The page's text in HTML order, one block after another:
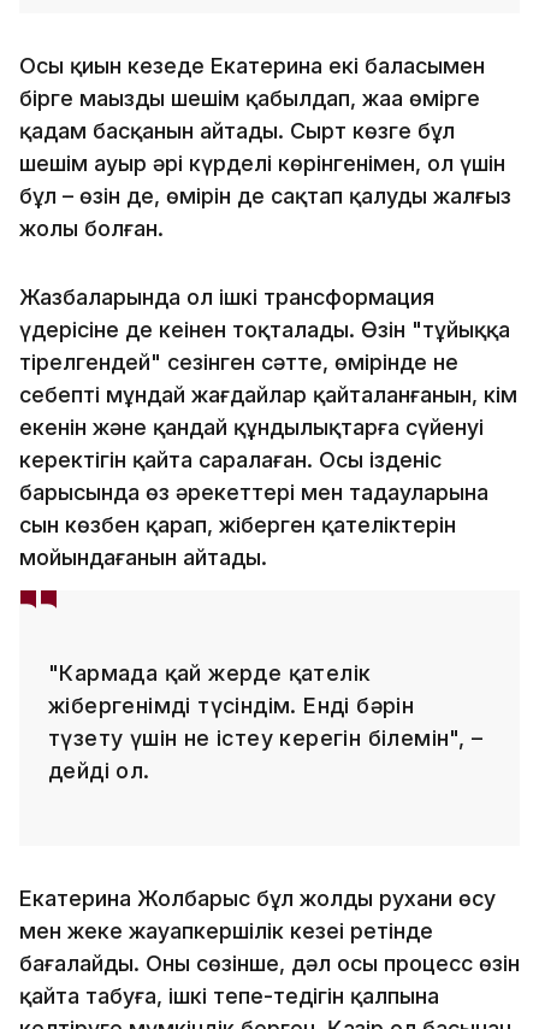
Осы қиын кезеңде Екатерина екі баласымен
бірге маңызды шешім қабылдап, жаңа өмірге
қадам басқанын айтады. Сырт көзге бұл
шешім ауыр әрі күрделі көрінгенімен, ол үшін
бұл – өзін де, өмірін де сақтап қалудың жалғыз
жолы болған.
Жазбаларында ол ішкі трансформация
үдерісіне де кеңінен тоқталады. Өзін "тұйыққа
тірелгендей" сезінген сәтте, өмірінде не
себепті мұндай жағдайлар қайталанғанын, кім
екенін және қандай құндылықтарға сүйенуі
керектігін қайта саралаған. Осы ізденіс
барысында өз әрекеттері мен таңдауларына
сын көзбен қарап, жіберген қателіктерін
мойындағанын айтады.
"Кармада қай жерде қателік
жібергенімді түсіндім. Енді бәрін
түзету үшін не істеу керегін білемін", –
дейді ол.
Екатерина Жолбарыс бұл жолды рухани өсу
мен жеке жауапкершілік кезеңі ретінде
бағалайды. Оның сөзінше, дәл осы процесс өзін
қайта табуға, ішкі тепе-теңдігін қалпына